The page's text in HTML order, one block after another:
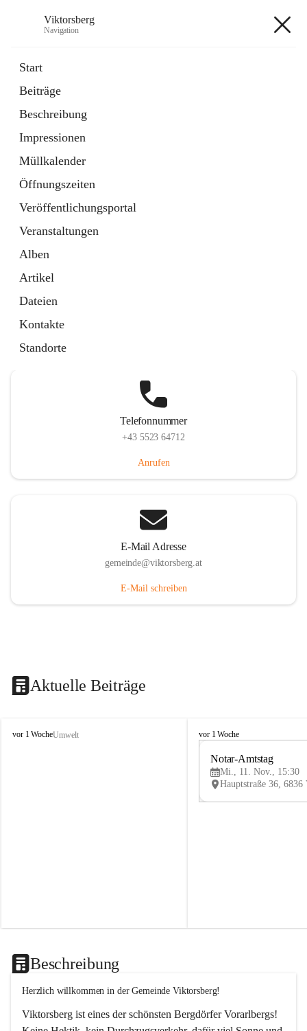
Viktorsberg
Navigation
Start
Beiträge
Beschreibung
Impressionen
Müllkalender
Öffnungszeiten
Veröffentlichungsportal
Veranstaltungen
Alben
Artikel
Dateien
Kontakte
Standorte
1 Schnellzugriff
Bürgerservice
10 Schnellzugriffe
Telefonnummer
+43 5523 64712
Anrufen
E-Mail Adresse
gemeinde@viktorsberg.at
E-Mail schreiben
Aktuelle Beiträge
V
vor 1 WocheUmwelt
V
vor 1 Woche
Notar-Amtstag
Mi., 11. Nov., 15:30
Beschreibung
Herzlich willkommen in der Gemeinde Viktorsberg!
Viktorsberg ist eines der schönsten Bergdörfer Vorarlbergs!